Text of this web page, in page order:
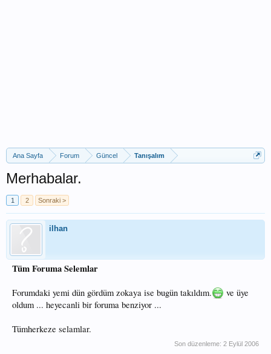
Ana Sayfa Forum Güncel Tanışalım
Merhabalar.
1 2 Sonraki >
ilhan
Tüm Foruma Selemlar
Forumdaki yemi dün gördüm zokaya ise bugün takıldım.
ve üye
oldum ... heyecanli bir foruma benziyor ...
Tümherkeze selamlar.
Son düzenleme: 2 Eylül 2006